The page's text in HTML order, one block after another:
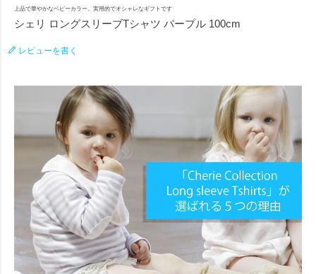
上品で華やかなベビーカラー。実用的でオシャレなギフトです
シェリ ロングスリーブTシャツ パープル 100cm
レビューを書く